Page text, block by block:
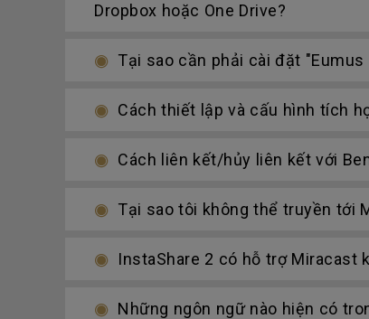
Dropbox hoặc One Drive?
Tại sao cần phải cài đặt
Cách thiết lập và cấu hình tích
Cách liên kết/hủy liên kết với
Tại sao tôi không thể truyền tới
InstaShare 2 có hỗ trợ Miracast
Những ngôn ngữ nào hiện có